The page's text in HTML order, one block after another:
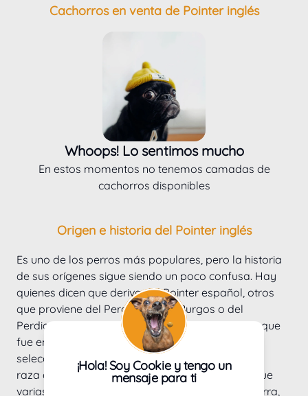
Cachorros en venta de Pointer inglés
Whoops! Lo sentimos mucho
En estos momentos no tenemos camadas de
cachorros disponibles
Origen e historia del Pointer inglés
Es uno de los perros más populares, pero la historia
de sus orígenes sigue siendo un poco confusa. Hay
quienes dicen que deriva del Pointer español, otros
que proviene del Perdiguero de Burgos o del
Perdiguero portugués, pero lo que sí se sabe es que
fue en Inglaterra en donde se prosiguió con su
selección, perfeccionándose hasta dar lugar a la
raza que conocemos en la actualidad. Se cree que
varias razas de Europa se compraron en Inglaterra,
¡Hola! Soy Cookie y tengo un
mensaje para ti